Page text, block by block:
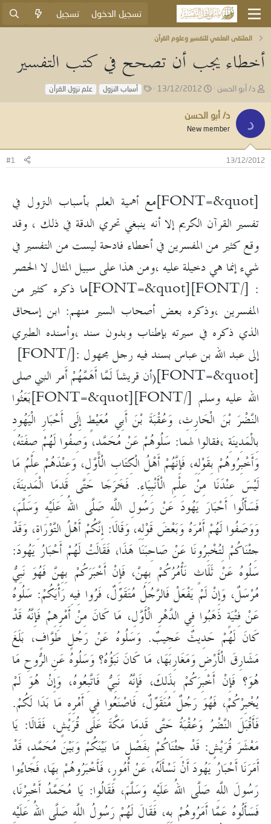
تسجيل الدخول تسجيل
الملتقى العلمي للتفسير وعلوم القرآن
أخطاء يجب أن تصحح في كتب التفسير
ب
د
ئ
و
ع
د/ أبو الحسن
ت
ي
خ
13/12/2012
ا أسباب النزول علم نزول القرآن
د د/ أبو الحسن
New member
13/12/2012
#1
[FONT=&quot]مع أهمية العلم بأسباب النزول في
تفسير القرآن الكريم إلا أنه ينبغي تحري الدقة في ذلك ، وقد
وقع كثير من المفسرين في أخطاء فادحة ليست من التفسير في
شيء إنما هي دخيلة عليه ،ومن هذا على سبيل المثال لا الحصر
: [/FONT]
[FONT=&quot]ما ذكره كثير من
المفسرين ،وذكره بعض أصحاب السير منهم: ابن إسحاق
الذي ذكره في سيرته بإطناب وبدون سند ،وأسنده الطبري
إلى عبد الله بن عباس بسند فيه رجل مجهول :[/FONT]
[FONT=&quot](أن قريشاً لَمَّا أَهَمَّهُمْ أَمر النبي صلى
الله عليه وسلم [/FONT]
[FONT=&quot]بَعَثُوا
النَّضْرَ بْنَ الْحَارِثِ، وَعُقْبَةَ بْنَ أَبِي مُعَيْطٍ إِلَى أَحْبَارِ الْيَهُودِ
بِالْمَدِينَةِ ،فقالوا لهما: سَلُوهُمْ عَنْ مُحَمَّدٍ، وَصِفُوا لَهُمْ صِفَتَهُ،
وَأَخْبِرُوهُمْ بِقَوْلِهِ، فَإِنَّهُمْ أَهْلُ الْكِتَابِ الْأَوَّلِ، وَعِنْدَهُمْ عِلْمُ مَا
لَيْسَ عِنْدَنَا مِنْ عِلْمِ الْأَنْبِيَاءِ. فَخَرَجَا حَتَّى قَدِمَا الْمَدِينَةَ،
فَسَأَلُوا أَحْبَارَ يَهُودَ عَنْ رَسُولِ اللَّهِ صَلَّى اللهُ عَلَيْهِ وَسَلَّمَ،
وَوَصَفُوا لَهُمْ أَمْرَهُ وَبَعْضَ قَوْلِهِ، وَقَالَا: إِنَّكُمْ أَهْلُ التَّوْرَاةِ، وَقَدْ
جِئْنَاكُمْ لِتُخْبِرُونَا عَنْ صَاحِبَنَا هَذَا، فَقَالَتْ لَهُمْ أَحْبَارُ يَهُودَ:
سَلُوهُ عَنْ ثَلَاثٍ نَأْمُرُكُمْ بِهِنَّ، فَإِنْ أَخْبَرَكُمْ بِهِنَّ فَهُوَ نَبِيُّ
مُرْسَلٌ، وَإِنْ لَمْ يَفْعَلْ فَالرَّجُلُ مُتَقَوِّلٌ، فَرُوا فِيهِ رَأْيَكُمْ: سَلُوهُ
عَنْ فِتْيَةٍ ذَهَبُوا فِي الدَّهْرِ الْأَوَّلِ، مَا كَانَ مِنْ أَمْرِهِمْ فَإِنَّهُ قَدْ
كَانَ لَهُمْ حَدِيثٌ عَجِيبٌ. وَسَلُوهُ عَنْ رَجُلٍ طَوَّافٍ، بَلَغَ
مَشَارِقَ الْأَرْضِ وَمَغَارِبَهَا، مَا كَانَ نَبَؤُهُ؟ وَسَلُوهُ عَنِ الرُّوحِ مَا
هُوَ؟ فَإِنْ أَخْبِرَكُمْ بِذَلِكَ، فَإِنَّهُ نَبِيُّ فَاتَّبِعُوهُ، وَإِنْ هُوَ لَمْ
يُخْبِرْكُمْ، فَهُوَ رَجُلٌ مُتَقَوِّلٌ، فَاصْنَعُوا فِي أَمْرِهِ مَا بَدَا لَكُمْ.
فَأَقْبَلَ النَّضْرُ وَعُقْبَةُ حَتَّى قَدِمَا مَكَّةَ عَلَى قُرَيْشٍ، فَقَالَا: يَا
مَعْشَرَ قُرَيْشٍ: قَدْ جِئْنَاكُمْ بِفَصْلِ مَا بَيْنَكُمْ وَبَيْنَ مُحَمَّدٍ، قَدْ
أَمَرَنَا أَحْبَارُ يَهُودَ أَنْ نَسْأَلَهُ، عَنْ أُمُورٍ، فَأَخْبَرُوهُمْ بِهَا، فَجَاءُوا
رَسُولَ اللَّهِ صَلَّى اللهُ عَلَيْهِ وَسَلَّمَ، فَقَالُوا: يَا مُحَمَّدُ أَخْبِرْنَا،
فَسَأَلُوهُ عَمَّا أَمَرُوهُمْ بِهِ، فَقَالَ لَهُمْ رَسُولُ اللَّهِ صَلَّى اللهُ عَلَيْهِ